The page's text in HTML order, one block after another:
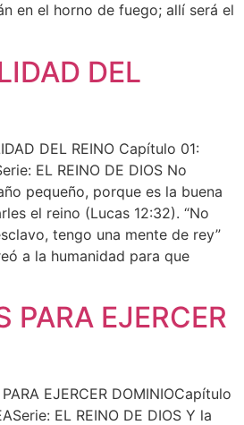
en el horno de fuego; allí será el
DEL
DEL REINO Capítulo 01:
EL REINO DE DIOS No
pequeño, porque es la buena
el reino (Lucas 12:32). “No
tengo una mente de rey”
a la humanidad para que
PARA EJERCER
EJERCER DOMINIOCapítulo
EL REINO DE DIOS Y la